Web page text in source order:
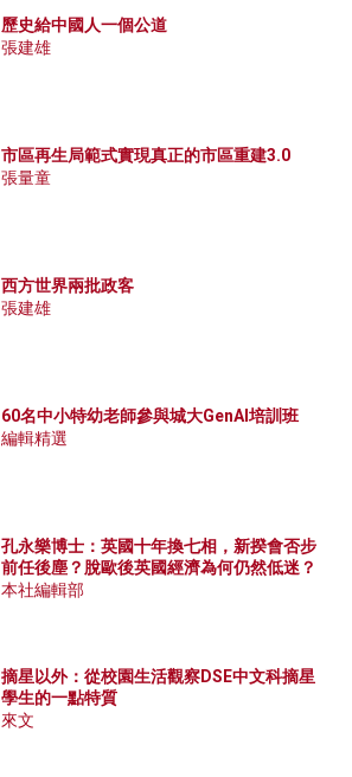
歷史給中國人一個公道
張建雄
市區再生局範式實現真正的市區重建3.0
張量童
西方世界兩批政客
張建雄
60名中小特幼老師參與城大GenAI培訓班
編輯精選
孔永樂博士：英國十年換七相，新揆會否步
前任後塵？脫歐後英國經濟為何仍然低迷？
本社編輯部
摘星以外：從校園生活觀察DSE中文科摘星
學生的一點特質
來文